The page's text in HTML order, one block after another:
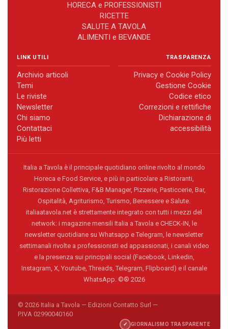
HORECA e PROFESSIONISTI
RICETTE
SALUTE A TAVOLA
ALIMENTI e BEVANDE
LINK UTILI
Archivio articoli
Temi
Le riviste
Newsletter
Chi siamo
Contattaci
Più letti
TRASPARENZA
Privacy e Cookie Policy
Gestione Cookie
Codice etico
Correzioni e rettifiche
Dichiarazione di
accessibilità
Italia a Tavola è il principale quotidiano online rivolto al mondo
Horeca e Food Service, e più in particolare a Ristoranti,
Ristorazione Collettiva, F&B Manager, Pizzerie, Pasticcerie, Bar,
Ospitalità, Agriturismo, Turismo, Benessere e Salute.
italiaatavola.net è strettamente integrato con tutti i mezzi del
network: i magazine mensili Italia a Tavola e CHECK-IN, le
newsletter quotidiane su Whatsapp e Telegram, le newsletter
settimanali rivolte a professionisti ed appassionati, i canali video
e la presenza sui principali social (Facebook, Linkedin,
Instagram, X, Youtube, Threads, Telegram, Flipboard) e il canale
WhatsApp. ©® 2026
© 2026 Italia a Tavola — Edizioni Contatto Surl —
P.IVA 02990040160
✓ GIORNALISMO TRASPARENTE